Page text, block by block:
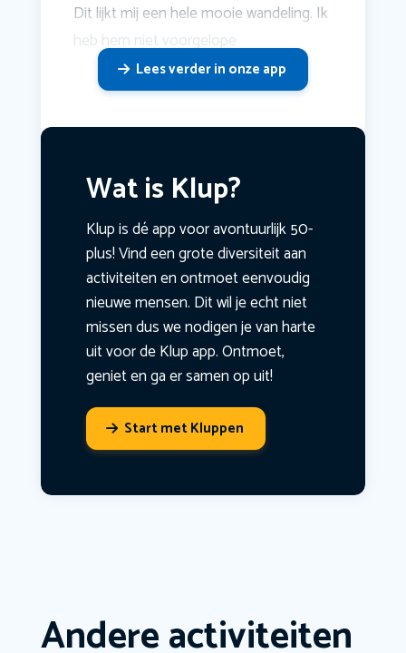
Dit lijkt mij een hele mooie wandeling. Ik
heb hem niet voorgelope
Lees verder in onze app
Wat is Klup?
Klup is dé app voor avontuurlijk 50-
plus! Vind een grote diversiteit aan
activiteiten en ontmoet eenvoudig
nieuwe mensen. Dit wil je echt niet
missen dus we nodigen je van harte
uit voor de Klup app. Ontmoet,
geniet en ga er samen op uit!
Start met Kluppen
Andere activiteiten